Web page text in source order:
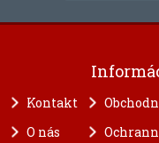
Kontakt
O nás